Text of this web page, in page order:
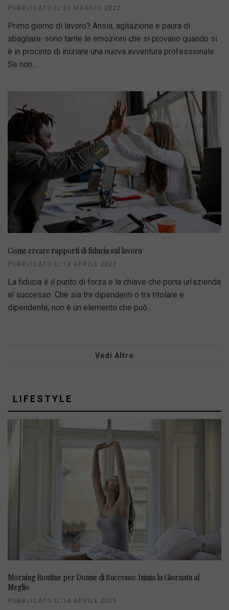
PUBBLICATO IL:20 MAGGIO 2022
Primo giorno di lavoro? Ansia, agitazione e paura di
sbagliare: sono tante le emozioni che si provano quando si
è in procinto di iniziare una nuova avventura professionale.
Se non...
Come creare rapporti di fiducia sul lavoro
PUBBLICATO IL:18 APRILE 2022
La fiducia è il punto di forza e la chiave che porta un’azienda
al successo. Che sia tra dipendenti o tra titolare e
dipendente, non è un elemento che può...
Vedi Altro
LIFESTYLE
Morning Routine per Donne di Successo: Inizia la Giornata al
Meglio
PUBBLICATO IL:14 APRILE 2025